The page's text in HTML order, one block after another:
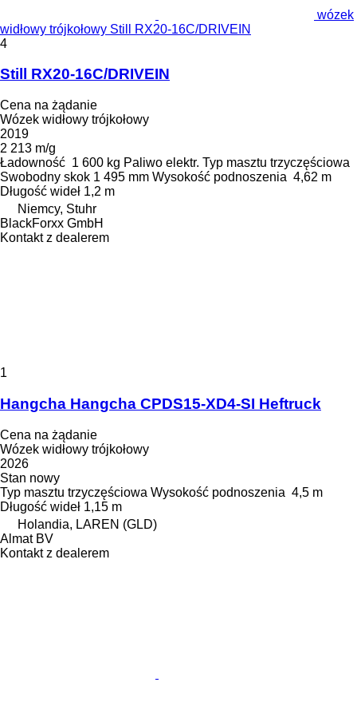
wózek
widłowy trójkołowy Still RX20-16C/DRIVEIN
4
Still RX20-16C/DRIVEIN
Cena na żądanie
Wózek widłowy trójkołowy
2019
2 213 m/g
Ładowność 1 600 kg Paliwo elektr. Typ masztu trzyczęściowa
Swobodny skok 1 495 mm Wysokość podnoszenia 4,62 m
Długość wideł 1,2 m
Niemcy, Stuhr
BlackForxx GmbH
Kontakt z dealerem
1
Hangcha Hangcha CPDS15-XD4-SI Heftruck
Cena na żądanie
Wózek widłowy trójkołowy
2026
Stan nowy
Typ masztu trzyczęściowa Wysokość podnoszenia 4,5 m
Długość wideł 1,15 m
Holandia, LAREN (GLD)
Almat BV
Kontakt z dealerem